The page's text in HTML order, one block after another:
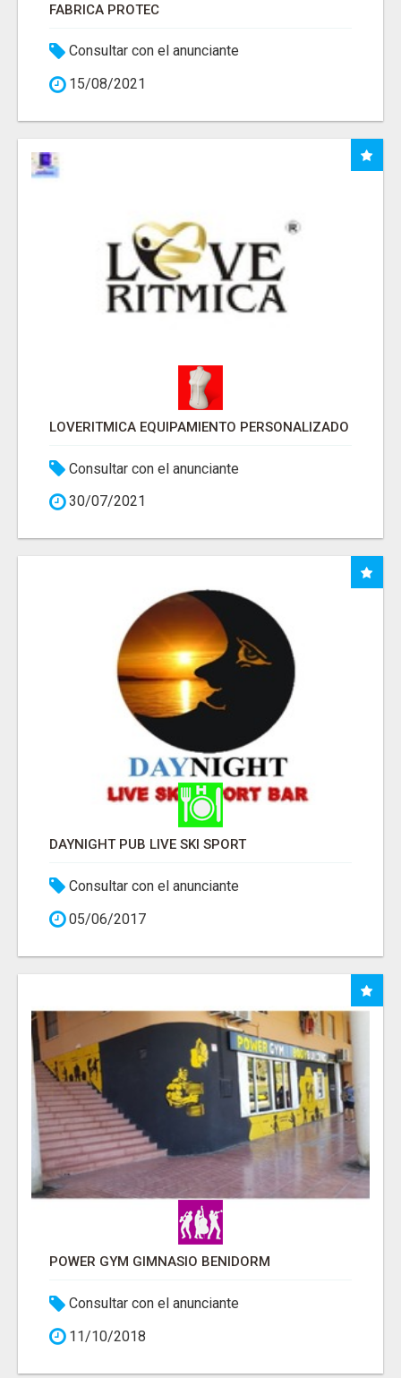
FABRICA PROTEC
Consultar con el anunciante
15/08/2021
LOVERITMICA EQUIPAMIENTO PERSONALIZADO
Consultar con el anunciante
30/07/2021
DAYNIGHT PUB LIVE SKI SPORT
Consultar con el anunciante
05/06/2017
POWER GYM GIMNASIO BENIDORM
Consultar con el anunciante
11/10/2018